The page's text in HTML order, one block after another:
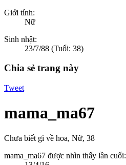
Giới tính:
Nữ
Sinh nhật:
23/7/88 (Tuổi: 38)
Chia sẻ trang này
Tweet
mama_ma67
Chưa biết gì về hoa, Nữ, 38
mama_ma67 được nhìn thấy lần cuối: